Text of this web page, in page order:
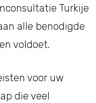
Turkije
alle benodigde
voldoet.
voor uw
die veel